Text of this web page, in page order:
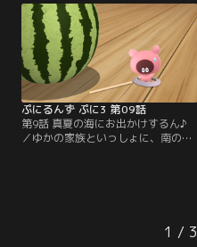
る。 まどの外を見てみると、そこに
はおばけ……ではなく、『ばける
ん』がいた。 こわくてふるえるじゅ
えるんだが、ぷにともだと聞いて、
ひとあんしん。 しかし、こわくな
り…。
ぷにるんず ぷに3 第09話
第9話 真夏の海にお出かけするん♪
／ゆかの家族といっしょに、南の島
る『ひみつのばしょ』がある」と教
えてくれる。 それを聞いたぷにるん
1